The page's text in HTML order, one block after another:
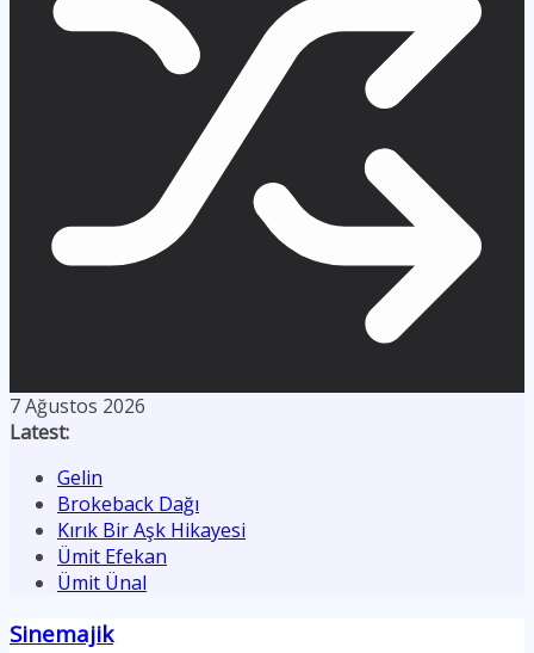
7 Ağustos 2026
Latest:
Gelin
Brokeback Dağı
Kırık Bir Aşk Hikayesi
Ümit Efekan
Ümit Ünal
Sinemajik